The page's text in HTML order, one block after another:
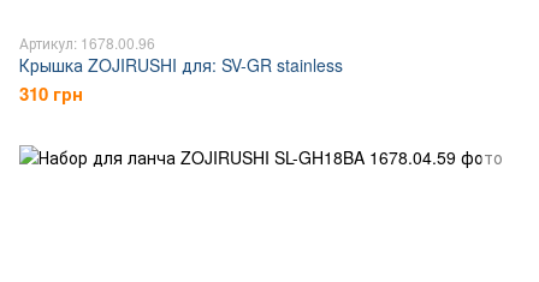
Артикул: 1678.00.96
Крышка ZOJIRUSHI для: SV-GR stainless
310 грн